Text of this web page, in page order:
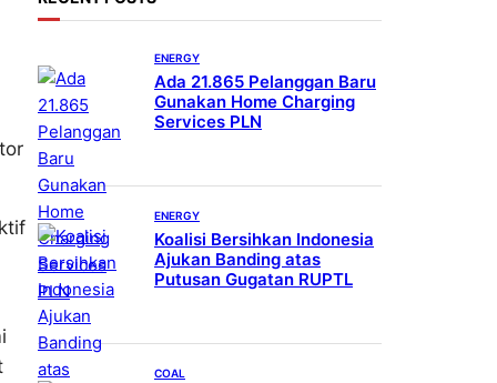
ENERGY
Ada 21.865 Pelanggan Baru
Gunakan Home Charging
Services PLN
ENERGY
Koalisi Bersihkan Indonesia
Ajukan Banding atas
Putusan Gugatan RUPTL
COAL